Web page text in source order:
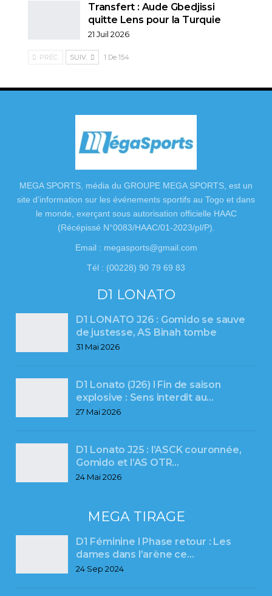
Transfert : Aude Gbedjissi
quitte Lens pour la Turquie
21 Juil 2026
PRÉC. SUIV. 1 De 154
MEGA SPORTS, média du GROUPE MEGA SPORTS, est un
site d’information sur les événements sportifs au Togo et dans
le monde, exerçant sous autorisation officielle HAAC
(Récépissé N°0083/HAAC/01-2023/pl/P).
Email : megasports@gmail.com
Tél : (00228) 90 79 69 83
D1 LONATO
D1 LONATO J26 : Gomido se sauve
de justesse, AS Binah tombe
31 Mai 2026
D1 Lonato (J26) l Fin de saison
explosive : Sens interdit au…
27 Mai 2026
D1 Lonato J25 : l’ASCK couronnée,
Gomido et l’AS OTR…
24 Mai 2026
MEGA TIRAGE
D1 Féminine l Phase retour : Les
dames dans l’arène ce…
24 Sep 2024